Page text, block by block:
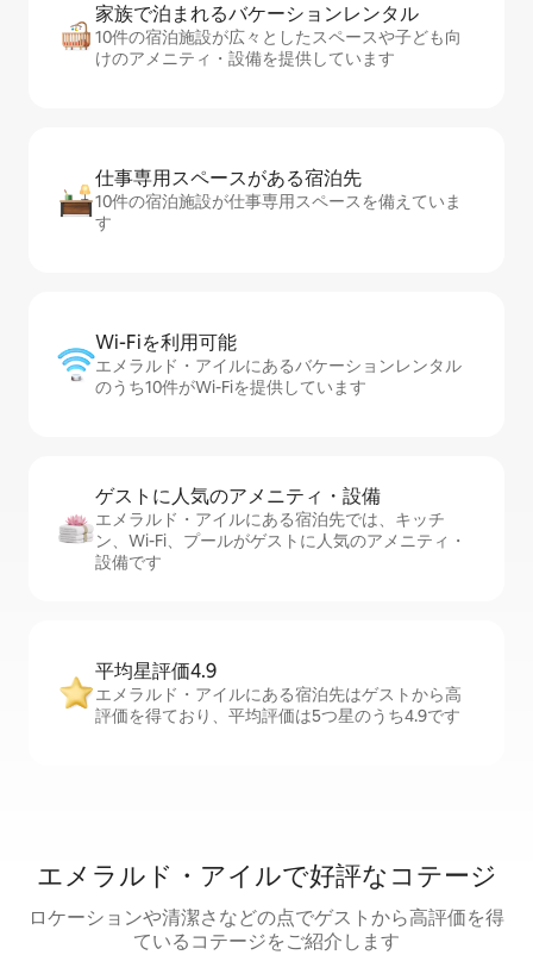
家族で泊まれるバ⁠ケ⁠ー⁠シ⁠ョ⁠ンレ⁠ン⁠タ⁠ル
10件の宿泊施設が広々としたスペースや子ども向
けのアメニティ・設備を提供しています
仕事専用ス⁠ペ⁠ー⁠スがあ⁠る宿⁠泊⁠先
10件の宿泊施設が仕事専用スペースを備えていま
す
Wi-Fiを利⁠用⁠可⁠能
エメラルド・アイルにあるバケーションレンタル
のうち10件がWi-Fiを提供しています
ゲストに人⁠気⁠のア⁠メ⁠ニ⁠テ⁠ィ・設⁠備
エメラルド・アイルにある宿泊先では、キッチ
ン、Wi-Fi、プールがゲストに人気のアメニティ・
設備です
平均星評価4.9
エメラルド・アイルにある宿泊先はゲストから高
評価を得ており、平均評価は5つ星のうち4.9です
エメラルド・アイルで好評なコテージ
ロケーションや清潔さなどの点でゲストから高評価を得
ているコテージをご紹介します